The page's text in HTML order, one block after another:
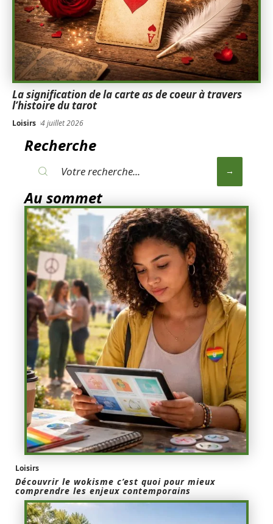
La signification de la carte as de coeur à travers
l’histoire du tarot
Loisirs 4 juillet 2026
Recherche
Au sommet
Loisirs
Découvrir le wokisme c’est quoi pour mieux
comprendre les enjeux contemporains